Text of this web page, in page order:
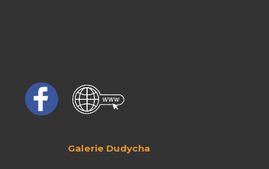
Galerie Dudycha